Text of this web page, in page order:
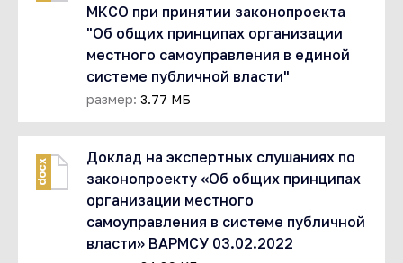
МКСО при принятии законопроекта
"Об общих принципах организации
местного самоуправления в единой
системе публичной власти"
размер: 3.77 МБ
docx
Доклад на экспертных слушаниях по
законопроекту «Об общих принципах
организации местного
самоуправления в системе публичной
власти» ВАРМСУ 03.02.2022